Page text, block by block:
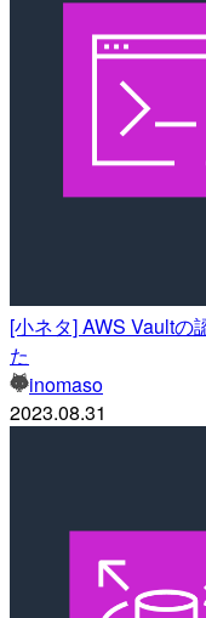
[小ネタ] AWS Vaultの
た
inomaso
2023.08.31